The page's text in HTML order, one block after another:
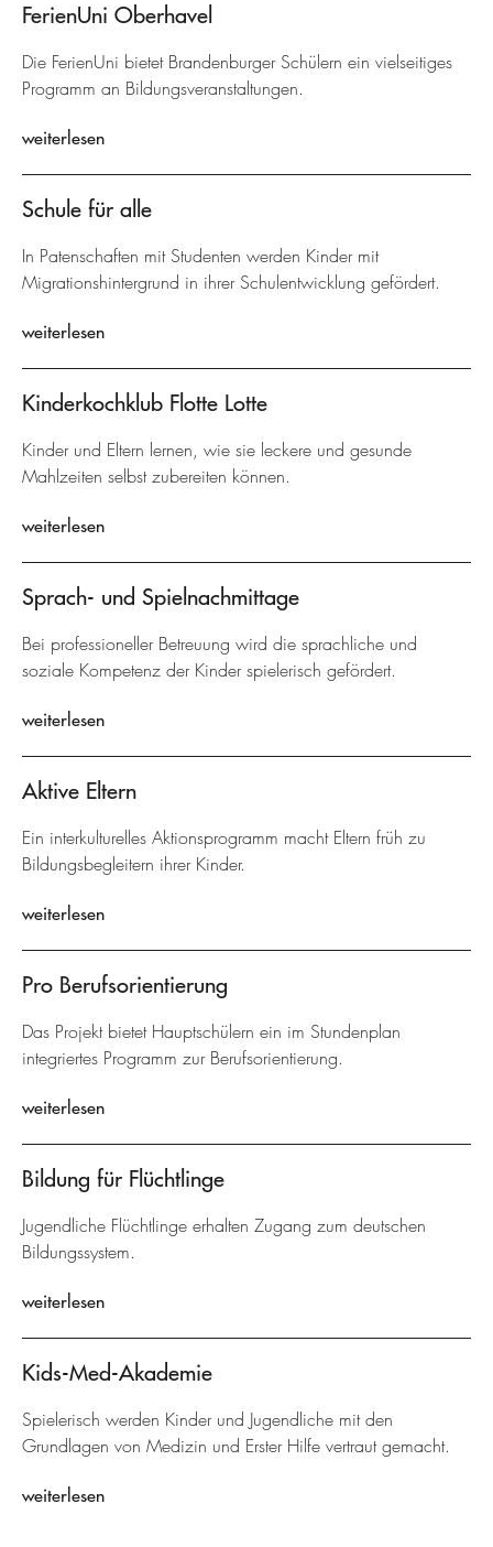
FerienUni Oberhavel
Die FerienUni bietet Brandenburger Schülern ein vielseitiges
Programm an Bildungsveranstaltungen.
weiterlesen
Schule für alle
In Patenschaften mit Studenten werden Kinder mit
Migrationshintergrund in ihrer Schulentwicklung gefördert.
weiterlesen
Kinderkochklub Flotte Lotte
Kinder und Eltern lernen, wie sie leckere und gesunde
Mahlzeiten selbst zubereiten können.
weiterlesen
Sprach- und Spielnachmittage
Bei professioneller Betreuung wird die sprachliche und
soziale Kompetenz der Kinder spielerisch gefördert.
weiterlesen
Aktive Eltern
Ein interkulturelles Aktionsprogramm macht Eltern früh zu
Bildungsbegleitern ihrer Kinder.
weiterlesen
Pro Berufsorientierung
Das Projekt bietet Hauptschülern ein im Stundenplan
integriertes Programm zur Berufsorientierung.
weiterlesen
Bildung für Flüchtlinge
Jugendliche Flüchtlinge erhalten Zugang zum deutschen
Bildungssystem.
weiterlesen
Kids-Med-Akademie
Spielerisch werden Kinder und Jugendliche mit den
Grundlagen von Medizin und Erster Hilfe vertraut gemacht.
weiterlesen